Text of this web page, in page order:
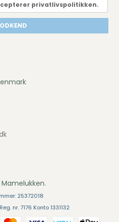
privatlivspolitikken.
25372018
nr. 7176 Konto 1331132